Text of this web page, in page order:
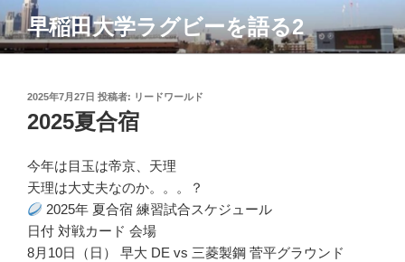
コ
ン
テ
早稲田大学ラグビーを語る2
投
稿
日:
2025年7月27日 投稿者: リードワールド
2025夏合宿
今年は目玉は帝京、天理
天理は大丈夫なのか。。。？
2025年 夏合宿 練習試合スケジュール
日付 対戦カード 会場
8月10日（日） 早大 DE vs 三菱製鋼 菅平グラウンド